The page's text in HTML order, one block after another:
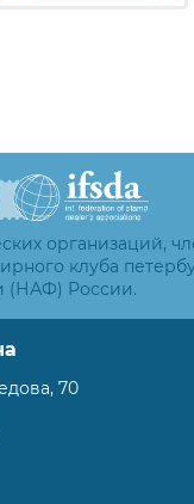
организаций,
клуба
(НАФ) России.
70